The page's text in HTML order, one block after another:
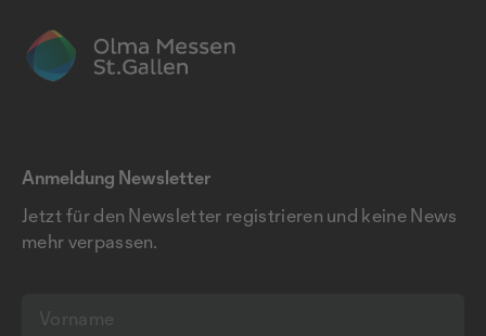
Anmeldung Newsletter
Jetzt für den Newsletter registrieren und keine News
mehr verpassen.